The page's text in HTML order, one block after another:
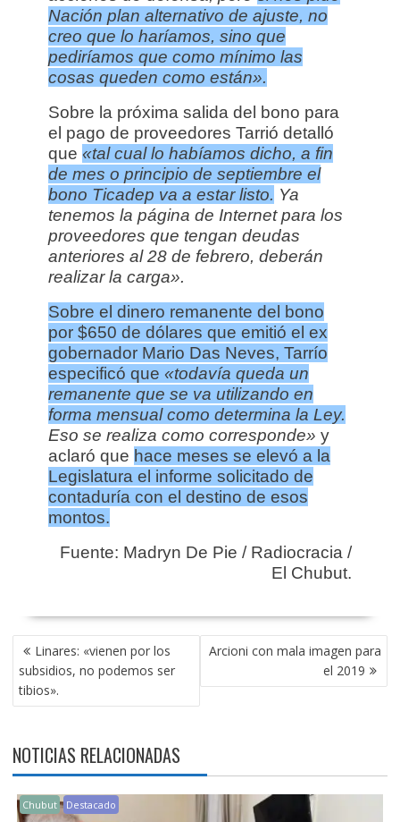
Nación plan alternativo de ajuste, no
creo que lo haríamos, sino que
pediríamos que como mínimo las
cosas queden como están».
Sobre la próxima salida del bono para
el pago de proveedores Tarrió detalló
que «tal cual lo habíamos dicho, a fin
de mes o principio de septiembre el
bono Ticadep va a estar listo. Ya
tenemos la página de Internet para los
proveedores que tengan deudas
anteriores al 28 de febrero, deberán
realizar la carga».
Sobre el dinero remanente del bono
por $650 de dólares que emitió el ex
gobernador Mario Das Neves, Tarrío
especificó que «todavía queda un
remanente que se va utilizando en
forma mensual como determina la Ley.
Eso se realiza como corresponde» y
aclaró que hace meses se elevó a la
Legislatura el informe solicitado de
contaduría con el destino de esos
montos.
Fuente: Madryn De Pie / Radiocracia /
El Chubut.
NAVEGACIÓN
DE
ENTRADAS
Linares: «vienen por los
subsidios, no podemos ser
tibios».
Arcioni con mala imagen para
el 2019
NOTICIAS RELACIONADAS
Chubut Destacado